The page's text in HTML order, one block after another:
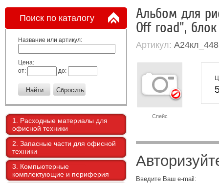
Поиск по каталогу
Название или артикул:
Цена:
от:
до:
1. Расходные материалы для
офисной техники
2. Запасные части для офисной
техники
3. Компьютерные
комплектующие и периферия
Альбом для
Off road",
Артикул:
Спейс
Введите Ваш e-mail: